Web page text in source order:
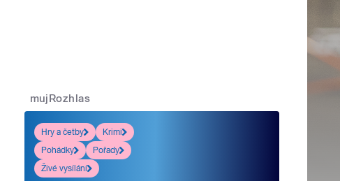
mujRozhlas
Hry a četby
Krimi
Pohádky
Pořady
Živé vysílání